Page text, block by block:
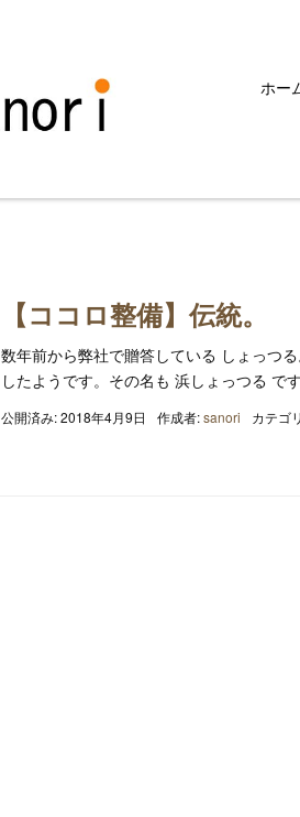
ホー
【ココロ整備】伝統。
数年前から弊社で贈答している しょっつ
したようです。その名も 浜しょっつる で
公開済み: 2018年4月9日 作成者:sanori カテゴ